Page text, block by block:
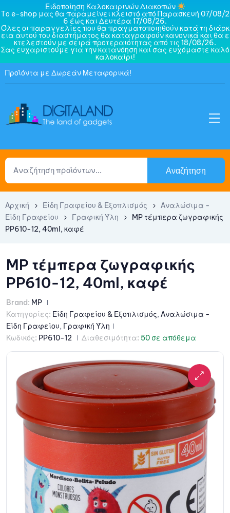
Ειδοποίηση Καλοκαιρινών Διακοπών
Το e-shop μας θα παραμείνει κλειστό από Παρασκευή 07/08/2
6 έως και Δευτέρα 17/08/26.
Όλες οι παραγγελίες που θα πραγματοποιηθούν κατά τη διάρκ
εια αυτού του διαστήματος θα καταγραφούν κανονικά και θα ε
κτελεστούν με σειρά προτεραιότητας από τις 18/08/26.
Σας ευχαριστούμε για την κατανόηση και σας ευχόμαστε καλό
καλοκαίρι!
Προϊόντα με Δωρεάν Μεταφορικά!
Αναζήτηση
Αρχική Είδη Γραφείου & Εξοπλισμός
Αναλώσιμα -
Είδη Γραφείου
Γραφική Ύλη
MP τέμπερα ζωγραφικής
PP610-12, 40ml, καφέ
MP τέμπερα ζωγραφικής
PP610-12, 40ml, καφέ
Brand: MP
Κατηγορίες: Είδη Γραφείου & Εξοπλισμός, Αναλώσιμα -
Είδη Γραφείου, Γραφική Ύλη
Κωδικός: PP610-12 Διαθεσιμότητα: 50 σε απόθεμα